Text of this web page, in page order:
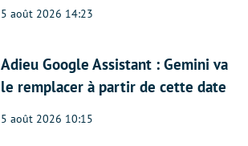
5 août 2026 14:23
Adieu Google Assistant : Gemini va
le remplacer à partir de cette date
5 août 2026 10:15